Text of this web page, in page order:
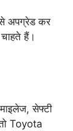
अपग्रेड कर
हैं।
सेफ्टी
Toyota